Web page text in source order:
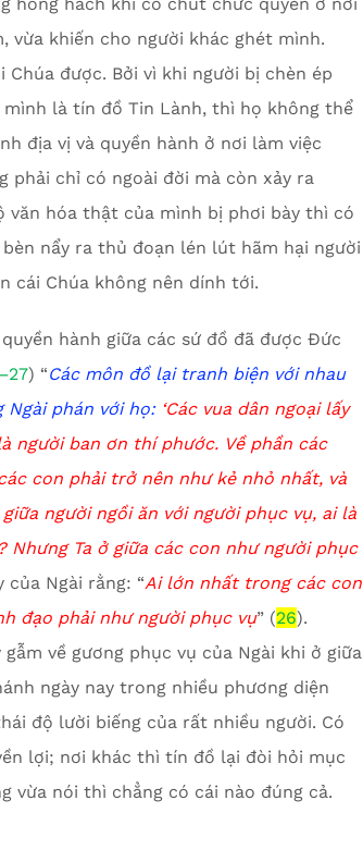
vừa khiến cho người khác ghét mình.
được. Bởi vì khi người bị chèn ép
là tín đồ Tin Lành, thì họ không thể
địa vị và quyền hành ở nơi làm việc
phải chỉ có ngoài đời mà còn xảy ra
văn hóa thật của mình bị phơi bày thì có
nẩy ra thủ đoạn lén lút hãm hại người
cái Chúa không nên dính tới.
hành giữa các sứ đồ đã được Đức
) “Các môn đồ lại tranh biện với nhau
phán với họ: ‘Các vua dân ngoại lấy
người ban ơn thí phước. Về phần các
con phải trở nên như kẻ nhỏ nhất, và
người ngồi ăn với người phục vụ, ai là
Nhưng Ta ở giữa các con như người phục
Ngài rằng: “Ailớn nhất trong các con
đạo phải như người phục vụ” (26).
về gương phục vụ của Ngài khi ở giữa
ngày nay trong nhiều phương diện
độ lười biếng của rất nhiều người. Có
lợi; nơi khác thì tín đồ lại đòi hỏi mục
vừa nói thì chẳng có cái nào đúng cả.